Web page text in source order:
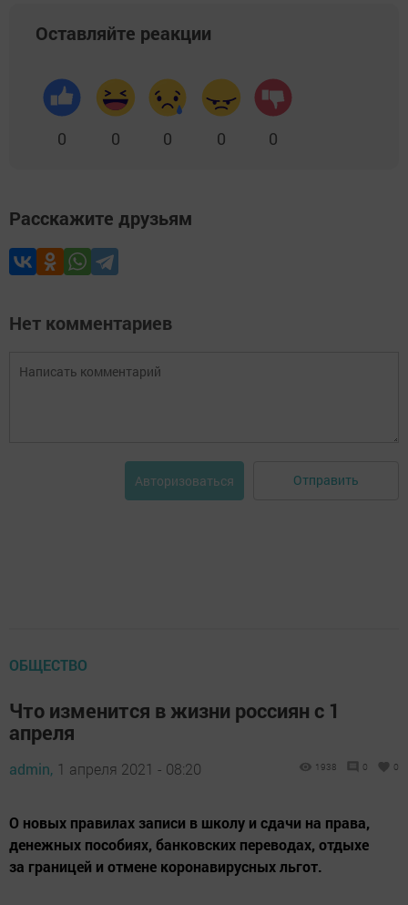
Оставляйте реакции
0 0 0 0 0
Расскажите друзьям
Нет комментариев
Авторизоваться Отправить
ОБЩЕСТВО
Что изменится в жизни россиян с 1
апреля
admin, 1 апреля 2021 - 08:20 1938 0 0
О новых правилах записи в школу и сдачи на права,
денежных пособиях, банковских переводах, отдыхе
за границей и отмене коронавирусных льгот.